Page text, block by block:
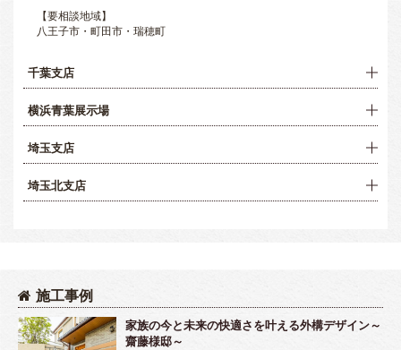
【要相談地域】
八王子市・町田市・瑞穂町
千葉支店
横浜青葉展示場
埼玉支店
埼玉北支店
施工事例
家族の今と未来の快適さを叶える外構デザイン～
齋藤様邸～